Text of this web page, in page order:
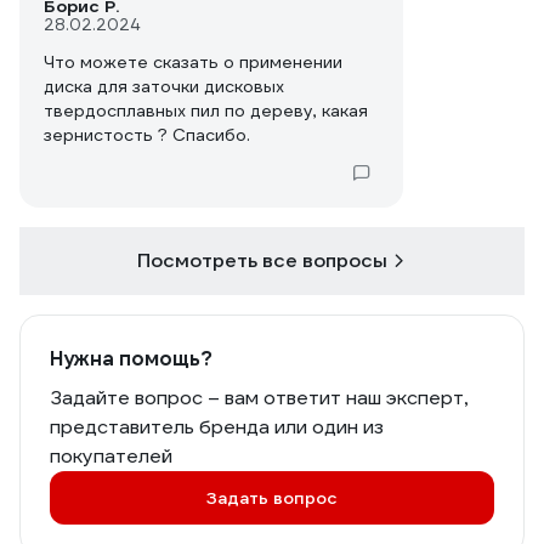
Борис Р.
28.02.2024
Что можете сказать о применении
диска для заточки дисковых
твердосплавных пил по дереву, какая
зернистость ? Спасибо.
Посмотреть все вопросы
Нужна помощь?
Задайте вопрос – вам ответит наш эксперт,
представитель бренда или один из
покупателей
Задать вопрос